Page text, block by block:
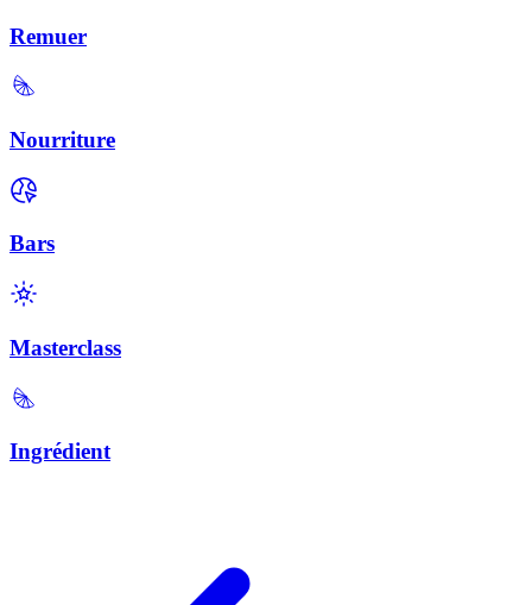
Remuer
Nourriture
Bars
Masterclass
Ingrédient